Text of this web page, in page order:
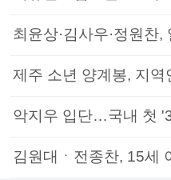
최윤상·김사우·정원찬
제주 소년 양계봉, 지
악지우 입단…국내 첫
김원대ㆍ전종찬, 15세